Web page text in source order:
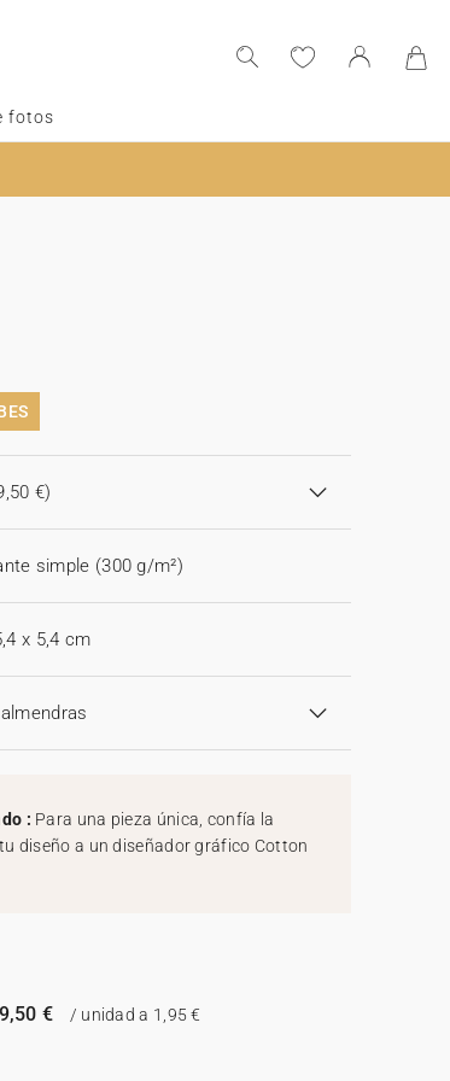
fotos
€)
simple (300 g/m²)
x 5,4 cm
: Para una pieza única, confía la
diseño a un diseñador gráfico Cotton
€ / unidad a 1,95 €